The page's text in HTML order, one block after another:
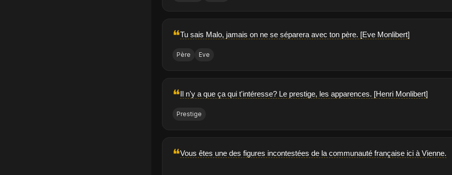
❝Tu sais Malo, jamais on ne se séparera avec ton père. [Eve Monlibert]
Père Eve
❝Il n'y a que ça qui t'intéresse? Le prestige, les apparences. [Henri Monlibert]
Prestige
❝Vous êtes une des figures incontestées de la communauté française ici à Vienne.